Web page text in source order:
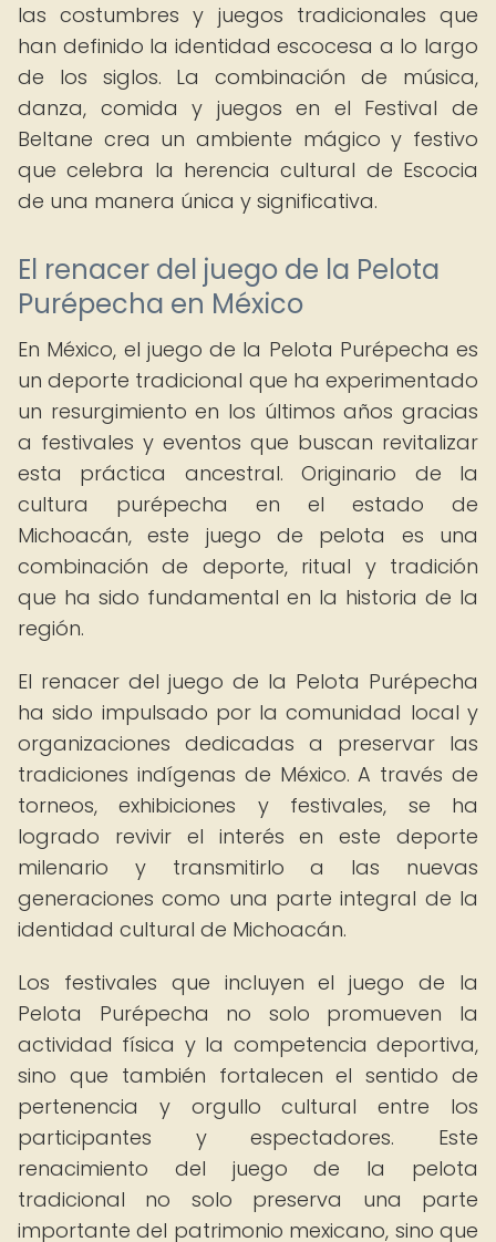
las costumbres y juegos tradicionales que
han definido la identidad escocesa a lo largo
de los siglos. La combinación de música,
danza, comida y juegos en el Festival de
Beltane crea un ambiente mágico y festivo
que celebra la herencia cultural de Escocia
de una manera única y significativa.
El renacer del juego de la Pelota
Purépecha en México
En México, el juego de la Pelota Purépecha es
un deporte tradicional que ha experimentado
un resurgimiento en los últimos años gracias
a festivales y eventos que buscan revitalizar
esta práctica ancestral. Originario de la
cultura purépecha en el estado de
Michoacán, este juego de pelota es una
combinación de deporte, ritual y tradición
que ha sido fundamental en la historia de la
región.
El renacer del juego de la Pelota Purépecha
ha sido impulsado por la comunidad local y
organizaciones dedicadas a preservar las
tradiciones indígenas de México. A través de
torneos, exhibiciones y festivales, se ha
logrado revivir el interés en este deporte
milenario y transmitirlo a las nuevas
generaciones como una parte integral de la
identidad cultural de Michoacán.
Los festivales que incluyen el juego de la
Pelota Purépecha no solo promueven la
actividad física y la competencia deportiva,
sino que también fortalecen el sentido de
pertenencia y orgullo cultural entre los
participantes y espectadores. Este
renacimiento del juego de la pelota
tradicional no solo preserva una parte
importante del patrimonio mexicano, sino que